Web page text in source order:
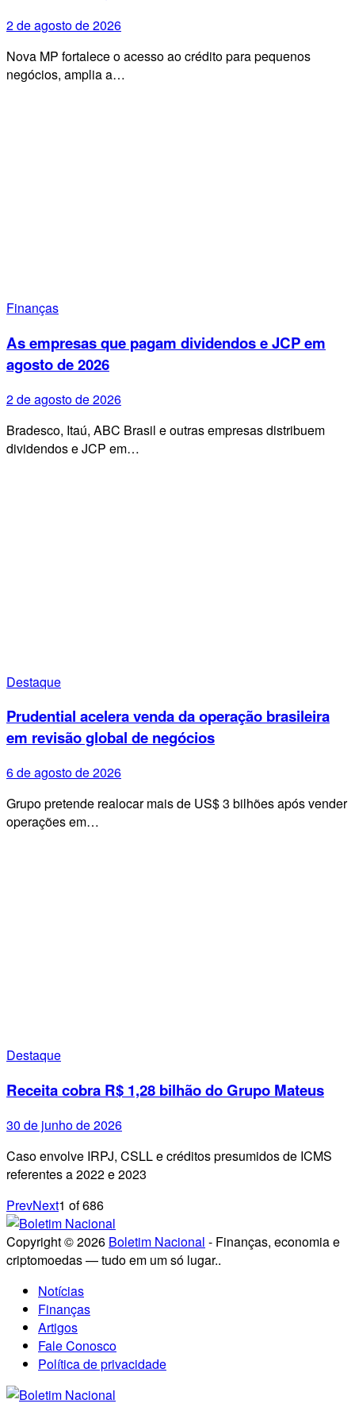
2 de agosto de 2026
Nova MP fortalece o acesso ao crédito para pequenos
negócios, amplia a…
Finanças
As empresas que pagam dividendos e JCP em
agosto de 2026
2 de agosto de 2026
Bradesco, Itaú, ABC Brasil e outras empresas distribuem
dividendos e JCP em…
Destaque
Prudential acelera venda da operação brasileira
em revisão global de negócios
6 de agosto de 2026
Grupo pretende realocar mais de US$ 3 bilhões após vender
operações em…
Destaque
Receita cobra R$ 1,28 bilhão do Grupo Mateus
30 de junho de 2026
Caso envolve IRPJ, CSLL e créditos presumidos de ICMS
referentes a 2022 e 2023
PrevNext1 of686
Copyright © 2026 Boletim Nacional - Finanças, economia e
criptomoedas — tudo em um só lugar..
Notícias
Finanças
Artigos
Fale Conosco
Política de privacidade